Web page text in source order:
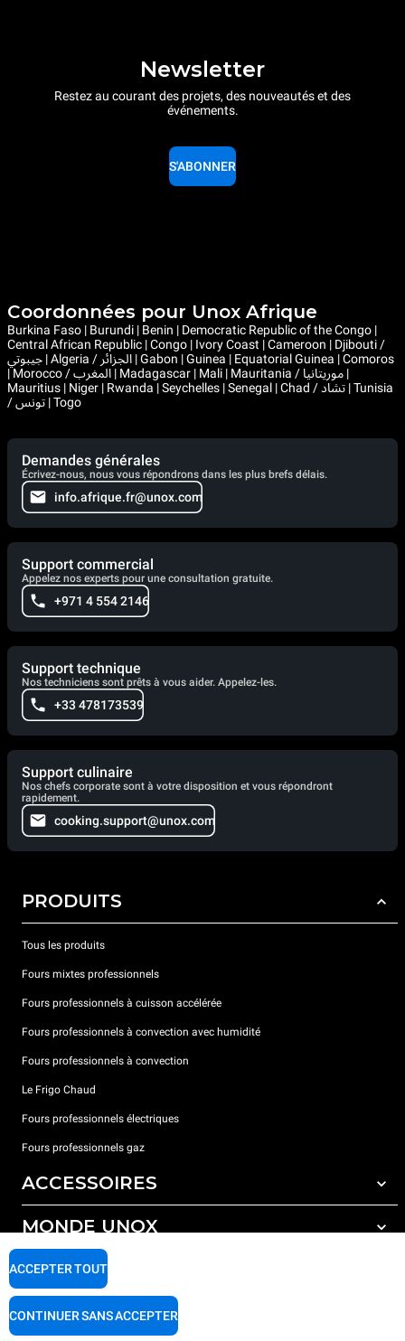
Newsletter
Restez au courant des projets, des nouveautés et des
événements.
S'ABONNER
Coordonnées pour Unox Afrique
Burkina Faso | Burundi | Benin | Democratic Republic of the Congo |
Central African Republic | Congo | Ivory Coast | Cameroon | Djibouti /
جيبوتي | Algeria / الجزائر | Gabon | Guinea | Equatorial Guinea | Comoros
| Morocco / المغرب | Madagascar | Mali | Mauritania / موريتانيا |
Mauritius | Niger | Rwanda | Seychelles | Senegal | Chad / تشاد | Tunisia
/ تونس | Togo
Demandes générales
Écrivez-nous, nous vous répondrons dans les plus brefs délais.
info.afrique.fr@unox.com
Support commercial
Appelez nos experts pour une consultation gratuite.
+971 4 554 2146
Support technique
Nos techniciens sont prêts à vous aider. Appelez-les.
+33 478173539
Support culinaire
Nos chefs corporate sont à votre disposition et vous répondront
rapidement.
cooking.support@unox.com
PRODUITS
Tous les produits
Fours mixtes professionnels
Fours professionnels à cuisson accélérée
Fours professionnels à convection avec humidité
Fours professionnels à convection
Le Frigo Chaud
Fours professionnels électriques
Fours professionnels gaz
ACCESSOIRES
Tous les accessoires
Détergents pour lavage automatique
Détergents pour lavage manuel
Traitement de l'eau avec filtres à résine
MONDE UNOX
Nos bureaux dans le monde
SUPPORT
Garantie Unox
ACCEPTER TOUT
CONTINUER SANS ACCEPTER